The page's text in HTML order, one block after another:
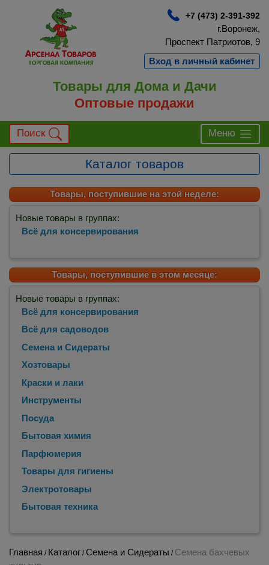
+7 (473) 2-391-392
г.Воронеж,
Проспект Патриотов, 9
Вход в личный кабинет
Товары для Дома и Дачи
Оптовые продажи
Поиск Меню
Каталог товаров
Товары, поступившие на этой неделе:
Новые товары в группах:
Всё для консервирования
Товары, поступившие в этом месяце:
Новые товары в группах:
Всё для консервирования
Всё для садоводов
Семена и Сидераты
Хозтовары
Краски и лаки
Инструменты
Посуда
Бытовая химия
Парфюмерия
Товары для гигиены
Электротовары
Бытовая техника
Главная / Каталог /Семена и Сидераты / Семена бахчевых